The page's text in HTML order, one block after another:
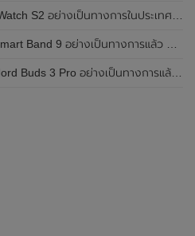
ผล AMOLED ขนาด 1.43 นิ้ว , แบตเตอรี่ขนาดใหญ่ใช้งานได้นาน 20 วัน และรองรับคำสั่งเสียง Super AI Engine ที่ขับเคลื่อนโดย ChatGPT
ขนาด 1.62 นิ้ว , ตัวเรือนเป็นโลหะ และแบตเตอรี่สุดอึดสามารถใช้งานได้นานถึง 21 วัน
ยงรบกวน (ANC) สามารถลดเสียงรบกวนได้ 49dB และแบตเตอรี่สุดอึดใช้งานได้นานสูงสุดถึง 44 ชั่วโมง